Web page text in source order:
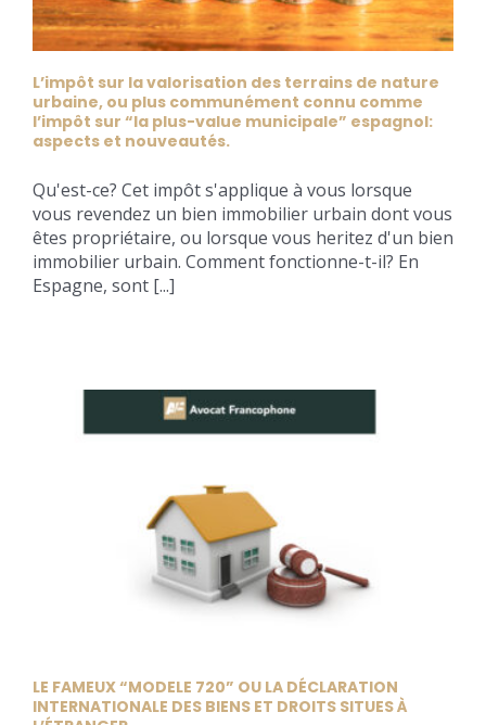
L’impôt sur la valorisation des terrains de nature
urbaine, ou plus communément connu comme
l’impôt sur “la plus-value municipale” espagnol:
aspects et nouveautés.
Qu'est-ce? Cet impôt s'applique à vous lorsque
vous revendez un bien immobilier urbain dont vous
êtes propriétaire, ou lorsque vous heritez d'un bien
immobilier urbain. Comment fonctionne-t-il? En
Espagne, sont [...]
LE FAMEUX “MODELE 720” OU LA DÉCLARATION
INTERNATIONALE DES BIENS ET DROITS SITUES À